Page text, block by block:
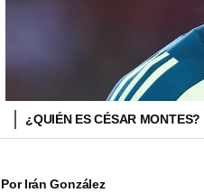
¿QUIÉN ES CÉSAR
PorIrán González